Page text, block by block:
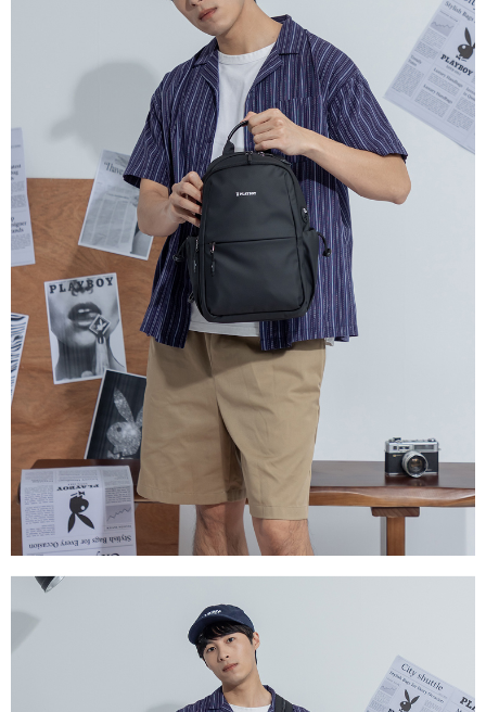
1.分期款項不併入電信帳單，「大哥付你分期」於每月結算日後寄送繳費提
2.透過簡訊連結打開帳單後，可選擇「超商條碼／台灣大直營門市／銀行轉
帳／街口支付／iPASS MONEY」等通路繳費。
1.本服務係由「台灣大哥大股份有限公司」（以下簡稱本公司）所提供，讓
用戶於交易時，得透過本服務購買商品或服務，並由商店將買賣／分期付款
買賣價金債權讓與本公司後，依約使用本公司帳單繳交帳款。
2.基於同意付款使用「大哥付你分期」之契約關係目的，商店將以您的個人
資料（包含姓名、電話或地址）提供予台灣大哥大進項蒐集、處理及利用，
由本公司與您本人進行分期帳單所需資料之確認、核對及更正。
3.完整用戶服務條款，請詳閱以下連結：
https://oppay.tw/userRule
【「AFTEE先享後付」結帳流程】
１．於結帳方式選擇「AFTEE先享後付」後，將跳轉至「AFTEE先享後付」
結帳頁面，進行簡訊認證並確認金額後，即可完成結帳。
２．訂單成立數日內，您將收到繳費通知簡訊。
３．收到繳費通知簡訊後14天內，點擊此簡訊中的連結，可透過四大超商／
ATM／網路銀行／等多元方式進行付款，方視為交易完成。
※ 請注意：結帳手續完成當下不需立刻繳費，但若您需要取消訂單，請聯絡
購買商品的店家。未經商家同意取消之訂單仍視為有效，需透過AFTEE先享
後付繳納相關費用。
※ 交易是否成功請以「AFTEE先享後付 」之結帳頁面顯示為準，若有關於
是否繳費成功／繳費後需取消欲退款等相關疑問，請聯繫「AFTEE先享後付
客戶支援中心」https://netprotections.freshdesk.com/support/home
【注意事項】
１．透過由恩沛科技股份有限公司提供之「AFTEE先享後付」服務完成之交
易，需依本服務之必要範圍內提供個人資料，並將交易相關給付款項請求債
權轉讓予恩沛科技股份有限公司。
２．關於個人資料處理事宜，請瀏覽以下網址：
https://aftee.tw/terms/#terms3
３．未成年的使用者請事先徵得法定代理人或監護人之同意方可使用
「AFTEE先享後付」，若未經同意申辦者引起之損失，本公司不負相關責
４．使用「AFTEE先享後付」時，將依據個別帳號之用戶狀況，依本公司即
時審查核予不同之上限額度；若仍有額度不足之情形，本公司將視審查結果
請求用戶進行身份認證。
５．嚴禁一人註冊多個帳號或使用他人資訊註冊。若發現惡意使用之情形，
恩沛科技股份有限公司將有權停止該用戶之使用額度並採取法律行動。
每筆NT$60，滿NT$1,500(含以上)免運費
每筆NT$60，滿NT$1,500(含以上)免運費
萊爾富取貨付款
每筆NT$120
付款後萊爾富取貨
每筆NT$122
7-11取貨付款
每筆NT$60，滿NT$2,000(含以上)免運費
付款後7-11取貨
每筆NT$60，滿NT$2,000(含以上)免運費
宅配
每筆NT$60，滿NT$2,000(含以上)免運費
宅配_離島
每筆NT$100